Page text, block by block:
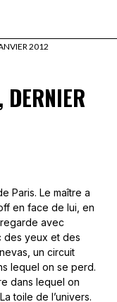
2012
DERNIER
Paris. Le maître a
en face de lui, en
avec
des yeux et des
un circuit
lequel on se perd.
dans lequel on
toile de l’univers.